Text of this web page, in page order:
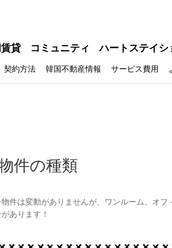
貸 コミュニティ ハートステイシ
契約方法 韓国不動産情報 サービス費用
物件の種類
件は変動がありませんが、ワンルーム、オ
あります！